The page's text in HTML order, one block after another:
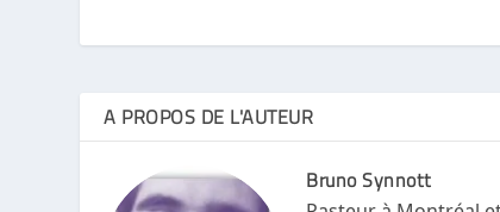
A PROPOS DE L'AUTEUR
Bruno Synnott